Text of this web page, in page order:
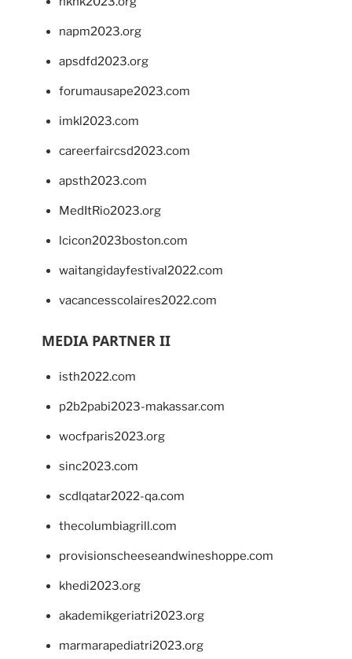
napm2023.org
apsdfd2023.org
forumausape2023.com
imkl2023.com
careerfaircsd2023.com
apsth2023.com
MedItRio2023.org
lcicon2023boston.com
waitangidayfestival2022.com
vacancesscolaires2022.com
MEDIA PARTNER II
isth2022.com
p2b2pabi2023-makassar.com
wocfparis2023.org
sinc2023.com
scdlqatar2022-qa.com
thecolumbiagrill.com
provisionscheeseandwineshoppe.com
khedi2023.org
akademikgeriatri2023.org
marmarapediatri2023.org